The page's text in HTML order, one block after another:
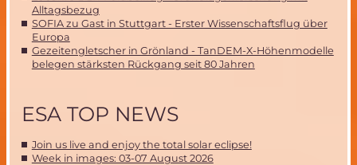
Alltagsbezug
SOFIA zu Gast in Stuttgart - Erster Wissenschaftsflug über
Europa
Gezeitengletscher in Grönland - TanDEM-X-Höhenmodelle
belegen stärksten Rückgang seit 80 Jahren
ESA TOP NEWS
Join us live and enjoy the total solar eclipse!
Week in images: 03-07 August 2026